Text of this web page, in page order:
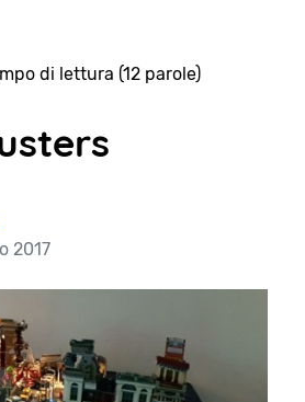
di lettura (12 parole)
2017